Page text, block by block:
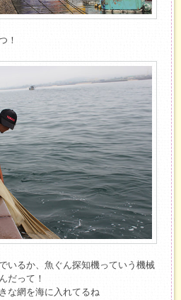
！
いるか、魚ぐん探知機っていう機械
だって！
な網を海に入れてるね